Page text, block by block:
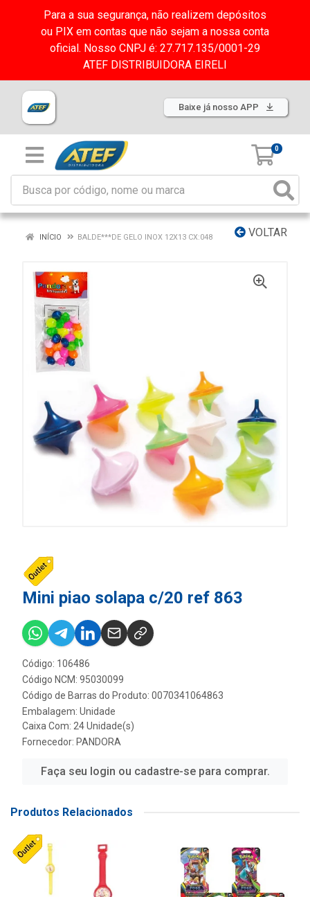
Para a sua segurança, não realizem depósitos
ou PIX em contas que não sejam a nossa conta
oficial. Nosso CNPJ é: 27.717.135/0001-29
ATEF DISTRIBUIDORA EIRELI
Baixe já nosso APP
0
VOLTAR
INÍCIO BALDE***DE GELO INOX 12X13 CX:048
Mini piao solapa c/20 ref 863
Código: 106486
Código NCM: 95030099
Código de Barras do Produto: 0070341064863
Embalagem: Unidade
Caixa Com: 24 Unidade(s)
Fornecedor: PANDORA
Faça seu login ou cadastre-se para comprar.
Produtos Relacionados